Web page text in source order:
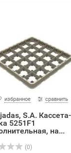
избранное сравнить
S.A. Кассета-
5251F1
на...
(0)